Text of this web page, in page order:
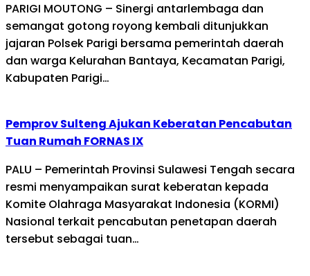
PARIGI MOUTONG – Sinergi antarlembaga dan
semangat gotong royong kembali ditunjukkan
jajaran Polsek Parigi bersama pemerintah daerah
dan warga Kelurahan Bantaya, Kecamatan Parigi,
Kabupaten Parigi…
Pemprov Sulteng Ajukan Keberatan Pencabutan
Tuan Rumah FORNAS IX
PALU – Pemerintah Provinsi Sulawesi Tengah secara
resmi menyampaikan surat keberatan kepada
Komite Olahraga Masyarakat Indonesia (KORMI)
Nasional terkait pencabutan penetapan daerah
tersebut sebagai tuan…